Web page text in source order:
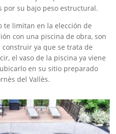
por su bajo peso estructural.
te limitan en la elección de
con una piscina de obra, son
ya que se trata de
el vaso de la piscina ya viene
en su sitio preparado
del Vallès.